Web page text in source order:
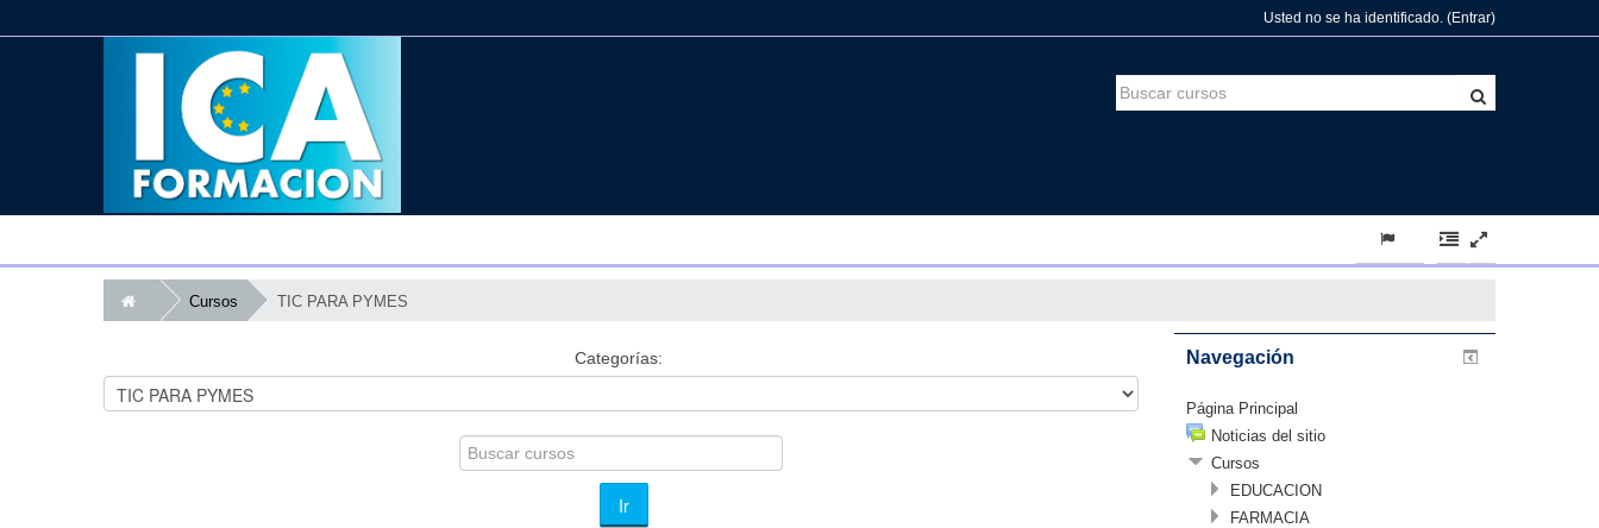
Usted no se ha identificado. (Entrar)
Cursos TIC PARA PYMES
Categorías:
Buscar
cursos
Ir
Navegación
Página Principal
Noticias del sitio
Cursos
EDUCACION
FARMACIA